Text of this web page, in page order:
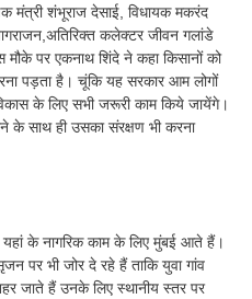
मंत्री शंभूराज देसाई, विधायक मकरंद
कलेक्टर जीवन गलांडे
पर एकनाथ शिंदे ने कहा किसानों को
पड़ता है। चूंकि यह सरकार आम लोगों
के लिए सभी जरूरी काम किये जायेंगे।
के साथ ही उसका संरक्षण भी करना
के नागरिक काम के लिए मुंबई आते हैं।
पर भी जोर दे रहे हैं ताकि युवा गांव
जाते हैं उनके लिए स्थानीय स्तर पर